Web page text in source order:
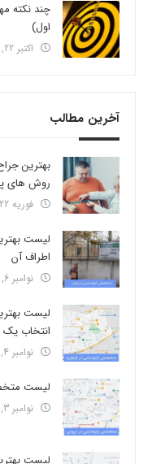
چند نکته
اول)
اکتبر 22, 2024
آخرین مطالب
روش های
فوریه 22, 2026
لیست
اطراف آن
نوامبر 6, 2024
لیست
انتخاب
نوامبر 4, 2024
لیست
نوامبر 3, 2024